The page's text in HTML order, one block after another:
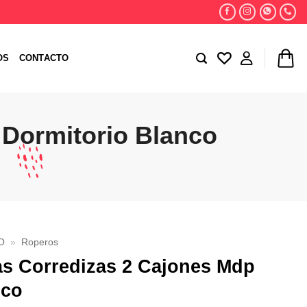
CONTACTO
Blanco
» Roperos
Corredizas 2 Cajones Mdp